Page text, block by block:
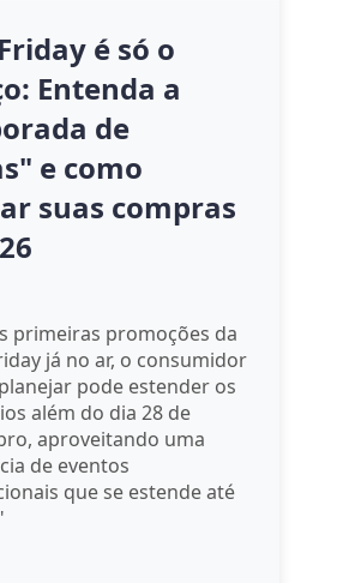
é só o
Entenda a
de
e como
suas compras
primeiras promoções da
já no ar, o consumidor
pode estender os
além do dia 28 de
aproveitando uma
de eventos
que se estende até